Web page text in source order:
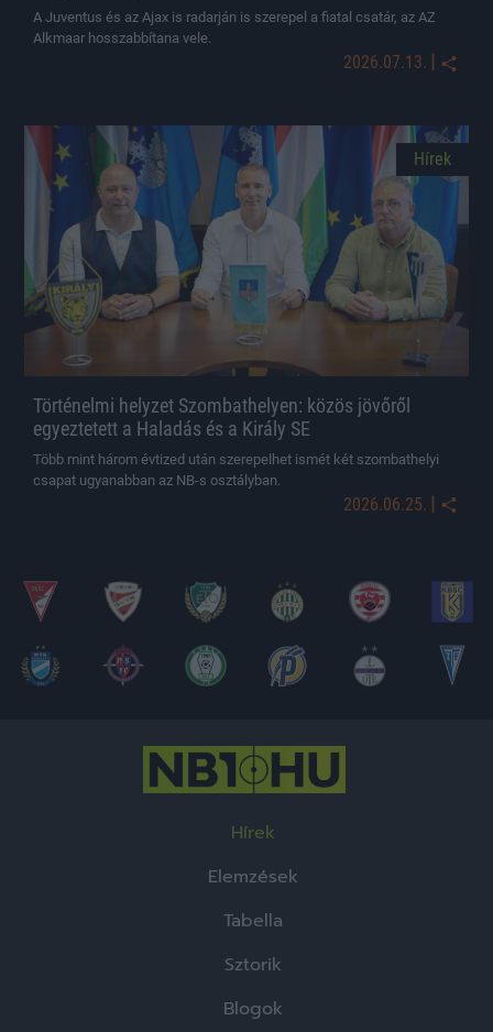
A Juventus és az Ajax is radarján is szerepel a fiatal csatár, az AZ
Alkmaar hosszabbítana vele.
2026.07.13. |
Hírek
Történelmi helyzet Szombathelyen: közös jövőről
egyeztetett a Haladás és a Király SE
Több mint három évtized után szerepelhet ismét két szombathelyi
csapat ugyanabban az NB-s osztályban.
2026.06.25. |
Hírek
Elemzések
Tabella
Sztorik
Blogok